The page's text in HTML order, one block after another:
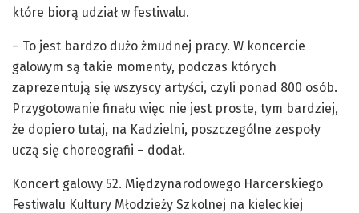
które biorą udział w festiwalu.
– To jest bardzo dużo żmudnej pracy. W koncercie
galowym są takie momenty, podczas których
zaprezentują się wszyscy artyści, czyli ponad 800 osób.
Przygotowanie finału więc nie jest proste, tym bardziej,
że dopiero tutaj, na Kadzielni, poszczególne zespoły
uczą się choreografii – dodał.
Koncert galowy 52. Międzynarodowego Harcerskiego
Festiwalu Kultury Młodzieży Szkolnej na kieleckiej